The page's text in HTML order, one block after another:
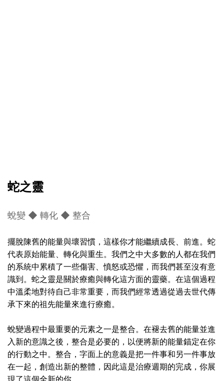
蛇之靈
蛻變 ◆ 轉化 ◆ 整合
擺脫陳舊的能量與壞習慣，這樣你才能繼續成長、前進。蛇
代表原始能量、轉化與重生。我們之中大多數的人都在我們
的系統中累積了一些傷害、憤怒或恐懼，而我們甚至沒有意
識到。蛇之靈是關於療癒與轉化這方面的靈藥。在這個過程
中溫柔地對待自己非常重要，而我們經常透過從過去世代傳
承下來的祖先能量來進行療癒。
蛻變過程中最重要的元素之一是整合。在褪去舊的能量並進
入新的意識之後，整合是必要的，以便將新的能量錨定在你
的行動之中。整合，字面上的意義是把一件事和另一件事放
在一起，創造出新的整體，因此這是治療週期的完成，你展